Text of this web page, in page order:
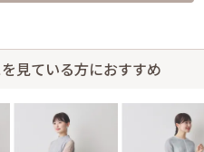
見ている方におすすめ